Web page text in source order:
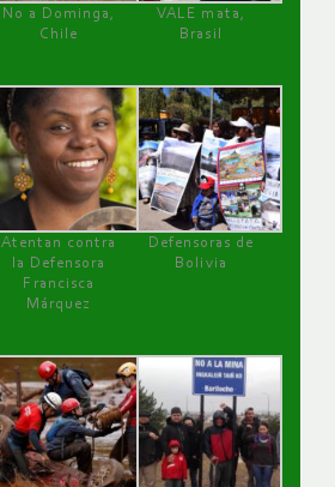
No a Dominga,
Chile
VALE mata,
Brasil
Atentan contra
la Defensora
Francisca
Márquez
Defensoras de
Bolivia